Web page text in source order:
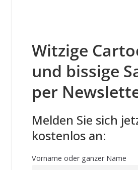
Witzige
und bissige
per
Melden Sie sich
kostenlos an:
Vorname oder ganzer Name